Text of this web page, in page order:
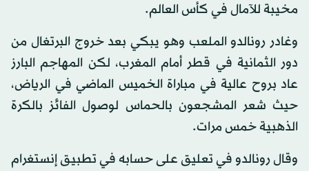
مخيبة للآمال في كأس العالم.
وغادر رونالدو الملعب وهو يبكي بعد خروج البرتغال من
دور الثمانية في قطر أمام المغرب، لكن المهاجم البارز
عاد بروح عالية في مباراة الخميس الماضي في الرياض،
حيث شعر المشجعون بالحماس لوصول الفائز بالكرة
الذهبية خمس مرات.
وقال رونالدو في تعليق على حسابه في تطبيق إنستغرام